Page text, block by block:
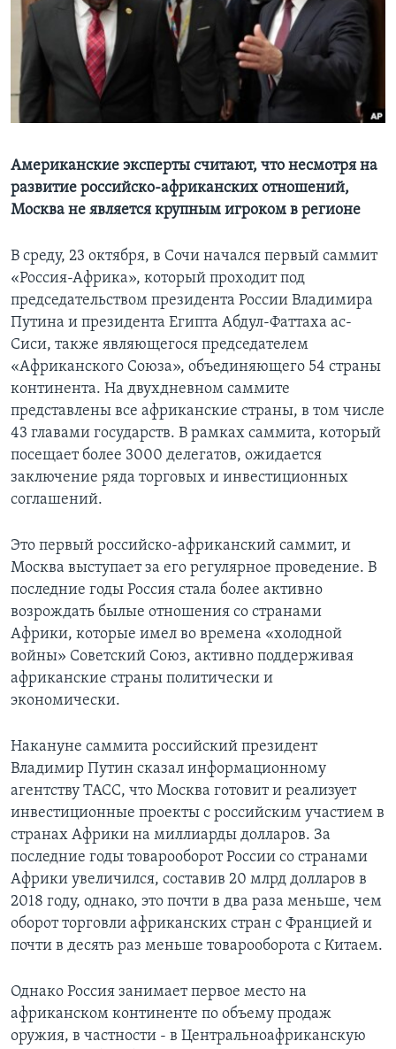
Learning English
СОЦИАЛЬНЫЕ СЕТИ
Языки
Американские эксперты считают, что несмотря на
развитие российско-африканских отношений,
Москва не является крупным игроком в регионе
В среду, 23 октября, в Сочи начался первый саммит
«Россия-Африка», который проходит под
председательством президента России Владимира
Путина и президента Египта Абдул-Фаттаха ас-
Сиси, также являющегося председателем
«Африканского Союза», объединяющего 54 страны
континента. На двухдневном саммите
представлены все африканские страны, в том числе
43 главами государств. В рамках саммита, который
посещает более 3000 делегатов, ожидается
заключение ряда торговых и инвестиционных
соглашений.
Это первый российско-африканский саммит, и
Москва выступает за его регулярное проведение. В
последние годы Россия стала более активно
возрождать былые отношения со странами
Африки, которые имел во времена «холодной
войны» Советский Союз, активно поддерживая
африканские страны политически и
экономически.
Накануне саммита российский президент
Владимир Путин сказал информационному
агентству ТАСС, что Москва готовит и реализует
инвестиционные проекты с российским участием в
странах Африки на миллиарды долларов. За
последние годы товарооборот России со странами
Африки увеличился, составив 20 млрд долларов в
2018 году, однако, это почти в два раза меньше, чем
оборот торговли африканских стран с Францией и
почти в десять раз меньше товарооборота с Китаем.
Однако Россия занимает первое место на
африканском континенте по объему продаж
оружия, в частности - в Центральноафриканскую